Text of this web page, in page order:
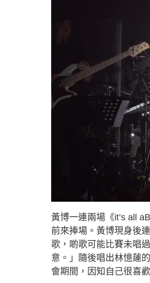
n
u
t
e
o
e
d
:
9
.
0
4
黃博一連兩場《it’s all
前來捧場。黃博現身後
歌，啲歌可能比賽未唱
意。」隨後唱出林憶蓮
會期間，因知自己很喜